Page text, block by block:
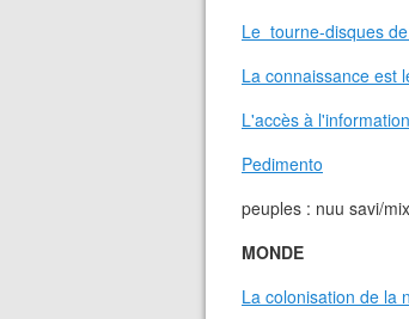
Le tourne-disques
La connaissance est
L'accès à
Pedimento
peuples : nuu savi/
MONDE
La colonisation de la